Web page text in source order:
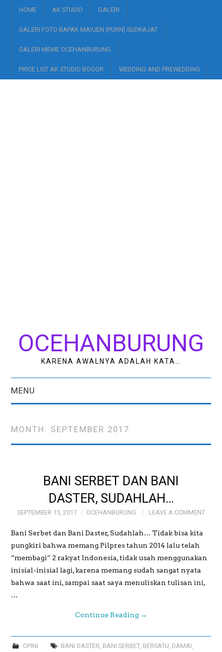
HOME AK STUDIO GALERI
GALERI FOTO BAPAK MAYJEN (PURN) SUDRAJAT
GALERI MEME OCEHANBURUNG
PRICE LIST AK STUDIO BOGOR WEDDING AND PREWEDDING
OCEHANBURUNG
KARENA AWALNYA ADALAH KATA…
MENU
GALERI FOTO BAPAK
MAYJEN (PURN)
SUDRAJAT
GALERI MEME
PRICE LIST AK
STUDIO BOGOR
MONTH: SEPTEMBER 2017
BANI SERBET DAN BANI
DASTER, SUDAHLAH…
SEPTEMBER 15, 2017 OCEHANBURUNG LEAVE A COMMENT
Bani Serbet dan Bani Daster, Sudahlah… Tidak bisa kita
pungkiri bahwa memang Pilpres tahun 2014 lalu telah
“membagi” 2 rakyat Indonesia, tidak usah menggunakan
inisial-inisial lagi, karena memang sudah sangat nyata
bahwa saat ini, sampai saat saya menuliskan tulisan ini,
…
Continue Reading →
OPINI BANI DASTER BANI SERBET, BERSATU DAMAI